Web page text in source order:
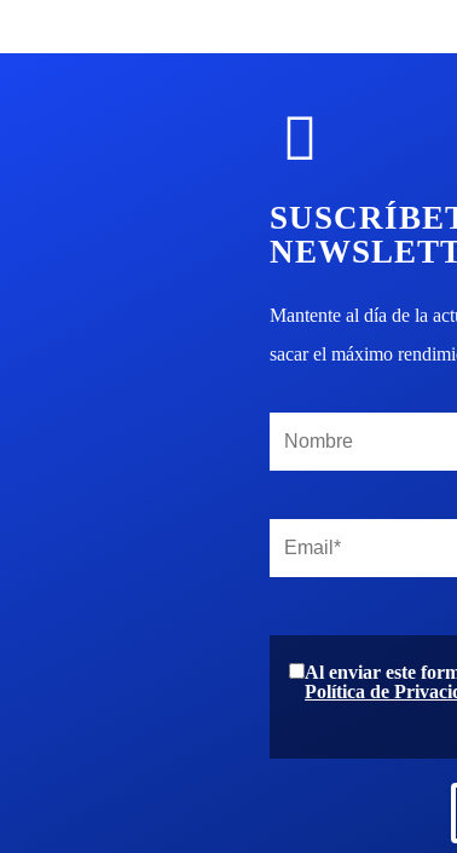
Mantente al día de la
sacar el máximo
Al enviar este
Política de